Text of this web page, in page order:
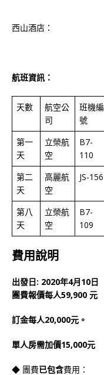
西山酒店：
航班資訊：
天數
航空公
司
班機編
號
第一
天
立榮航
空
B7-
110
第二
天
高麗航
空
JS-156
第八
天
立榮航
空
B7-
109
費用說明
出發日: 2020年4月10日
團費報價每人59,900 元
訂金每人20,000元。
單人房需加價15,000元
◆ 團費已包含費用：